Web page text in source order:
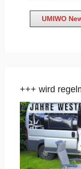
+++ wird